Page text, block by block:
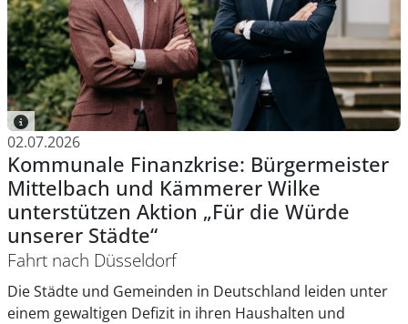
02.07.2026
Kommunale Finanzkrise: Bürgermeister
Mittelbach und Kämmerer Wilke
unterstützen Aktion „Für die Würde
unserer Städte“
Fahrt nach Düsseldorf
Die Städte und Gemeinden in Deutschland leiden unter
einem gewaltigen Defizit in ihren Haushalten und